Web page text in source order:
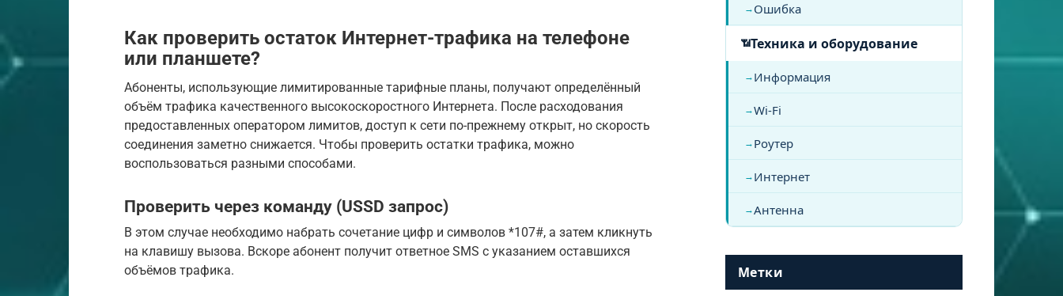
Как проверить остаток Интернет-трафика на телефоне
или планшете?
Абоненты, использующие лимитированные тарифные планы, получают определённый
объём трафика качественного высокоскоростного Интернета. После расходования
предоставленных оператором лимитов, доступ к сети по-прежнему открыт, но скорость
соединения заметно снижается. Чтобы проверить остатки трафика, можно
воспользоваться разными способами.
Проверить через команду (USSD запрос)
В этом случае необходимо набрать сочетание цифр и символов *107#, а затем кликнуть
на клавишу вызова. Вскоре абонент получит ответное SMS с указанием оставшихся
объёмов трафика.
Ошибка
Техника и оборудование
Информация
Wi-Fi
Роутер
Интернет
Антенна
Метки